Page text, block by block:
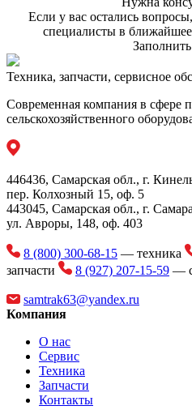
Если у вас остались
специалисты в
Техника, запчасти, сервисное
Современная компания в сфере
сельскохозяйственного
446436, Самарская обл., г.
пер. Колхозный 15, оф. 5
443045, Самарская обл., г.
ул. Авроры, 148, оф. 403
8 (800) 300-68-15 — техника
запчасти
8 (927) 207-15-59 —
samtrak63@yandex.ru
Компания
О нас
Сервис
Техника
Запчасти
Контакты